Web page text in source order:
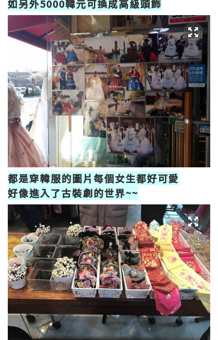
如另外5000韓元可換成高級頭飾
都是穿韓服的圖片每個女生都好可愛
好像進入了古裝劇的世界~~